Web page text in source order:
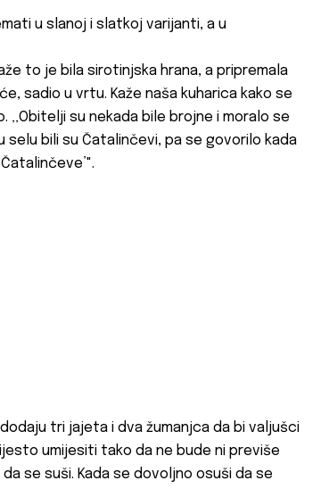
u slanoj i slatkoj varijanti, a u
to je bila sirotinjska hrana, a pripremala
sadio u vrtu. Kaže naša kuharica kako se
su nekada bile brojne i moralo se
selu bili su Čatalinčevi, pa se govorilo kada
tri jajeta i dva žumanjca da bi valjušci
umijesiti tako da ne bude ni previše
se suši. Kada se dovoljno osuši da se